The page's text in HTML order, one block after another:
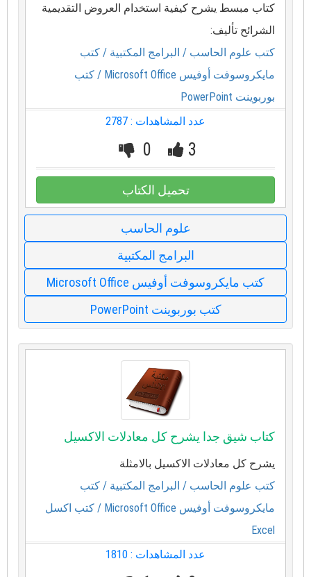
كتاب مبسط يشرح كيفية استخدام العروض التقديمية
الشرائح تأليف:
كتب علوم الحاسب / البرامج المكتبية / كتب
مايكروسوفت أوفيس Microsoft Office
/ كتب
بوربوينت PowerPoint
عدد المشاهدات : 2787
3
0
تحميل الكتاب
علوم الحاسب
البرامج المكتبية
كتب مايكروسوفت أوفيس Microsoft Office
كتب بوربوينت PowerPoint
كتاب شيق جدا يشرح كل معادلات الاكسيل
يشرح كل معادلات الاكسيل بالامثلة
كتب علوم الحاسب / البرامج المكتبية / كتب
مايكروسوفت أوفيس Microsoft Office
/ كتب اكسل
Excel
عدد المشاهدات : 1810